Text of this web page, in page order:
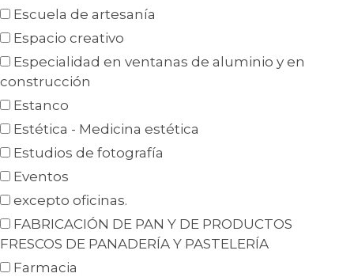
Escuela de artesanía
Espacio creativo
Especialidad en ventanas de aluminio y en
construcción
Estanco
Estética - Medicina estética
Estudios de fotografía
Eventos
excepto oficinas.
FABRICACIÓN DE PAN Y DE PRODUCTOS
FRESCOS DE PANADERÍA Y PASTELERÍA
Farmacia